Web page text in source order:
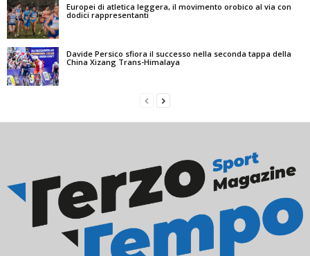
Europei di atletica leggera, il movimento orobico al via con
dodici rappresentanti
Davide Persico sfiora il successo nella seconda tappa della
China Xizang Trans-Himalaya